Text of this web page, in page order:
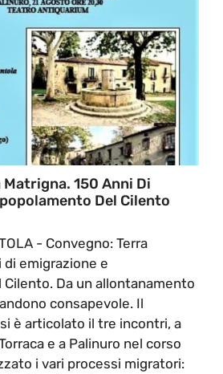
150 Anni Di
Del Cilento
- Convegno: Terra
di emigrazione e
Da un allontanamento
consapevole. Il
è articolato il tre incontri, a
e a Palinuro nel corso
i vari processi migratori: